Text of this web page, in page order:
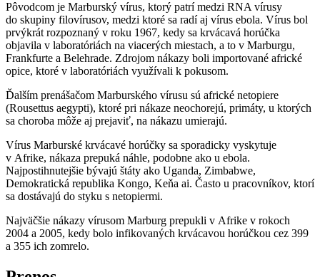
Pôvodcom je Marburský vírus, ktorý patrí medzi RNA vírusy
do skupiny filovírusov, medzi ktoré sa radí aj vírus ebola. Vírus bol
prvýkrát rozpoznaný v roku 1967, kedy sa krvácavá horúčka
objavila v laboratóriách na viacerých miestach, a to v Marburgu,
Frankfurte a Belehrade. Zdrojom nákazy boli importované africké
opice, ktoré v laboratóriách využívali k pokusom.
Ďalším prenášačom Marburského vírusu sú africké netopiere
(Rousettus aegypti), ktoré pri nákaze neochorejú, primáty, u ktorých
sa choroba môže aj prejaviť, na nákazu umierajú.
Vírus Marburské krvácavé horúčky sa sporadicky vyskytuje
v Afrike, nákaza prepuká náhle, podobne ako u ebola.
Najpostihnutejšie bývajú štáty ako Uganda, Zimbabwe,
Demokratická republika Kongo, Keňa ai. Často u pracovníkov, ktorí
sa dostávajú do styku s netopiermi.
Najväčšie nákazy vírusom Marburg prepukli v Afrike v rokoch
2004 a 2005, kedy bolo infikovaných krvácavou horúčkou cez 399
a 355 ich zomrelo.